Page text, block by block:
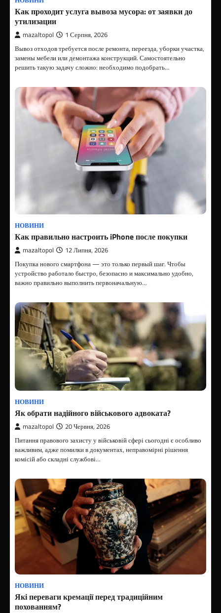
Как проходит услуга вывоза мусора: от заявки до
утилизации
mazaltopol 1 Серпня, 2026
Вывоз отходов требуется после ремонта, переезда, уборки участка,
замены мебели или демонтажа конструкций. Самостоятельно
решить такую задачу сложно: необходимо подобрать…
НОВИНИ
Как правильно настроить iPhone после покупки
mazaltopol 12 Липня, 2026
Покупка нового смартфона — это только первый шаг. Чтобы
устройство работало быстро, безопасно и максимально удобно,
важно правильно выполнить первоначальную…
НОВИНИ
Як обрати надійного військового адвоката?
mazaltopol 20 Червня, 2026
Питання правового захисту у військовій сфері сьогодні є особливо
важливим, адже помилки в документах, неправомірні рішення
комісій або складні службові…
НОВИНИ
Які переваги кремації перед традиційним
похованням?